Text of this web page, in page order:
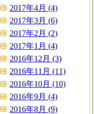
2017年4月 (4)
2017年3月 (6)
2017年2月 (2)
2017年1月 (4)
2016年12月 (3)
2016年11月 (11)
2016年10月 (10)
2016年9月 (4)
2016年8月 (9)